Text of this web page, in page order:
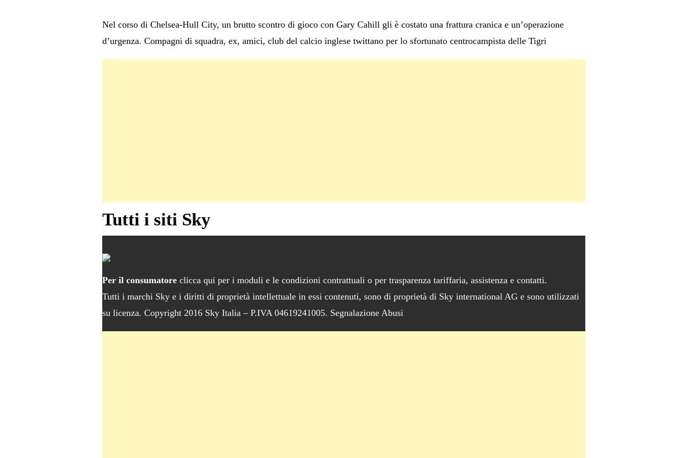
Nel corso di Chelsea-Hull City, un brutto scontro di gioco con Gary Cahill gli è costato una frattura cranica e un’operazione
d’urgenza. Compagni di squadra, ex, amici, club del calcio inglese twittano per lo sfortunato centrocampista delle Tigri
Tutti i siti Sky
Per il consumatoreclicca qui per i moduli e le condizioni contrattuali o per trasparenza tariffaria, assistenza e contatti.
Tutti i marchi Sky e i diritti di proprietà intellettuale in essi contenuti, sono di proprietà di Sky international AG e sono utilizzati
su licenza. Copyright 2016 Sky Italia – P.IVA 04619241005. Segnalazione Abusi